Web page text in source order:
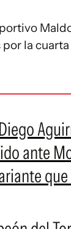
la
ante